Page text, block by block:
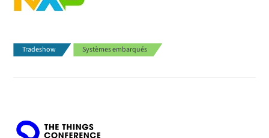
Tradeshow Systèmes embarqués